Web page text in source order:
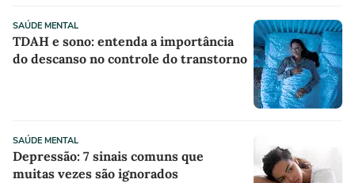
SAÚDE MENTAL
TDAH e sono: entenda a importância
do descanso no controle do transtorno
SAÚDE MENTAL
Depressão: 7 sinais comuns que
muitas vezes são ignorados